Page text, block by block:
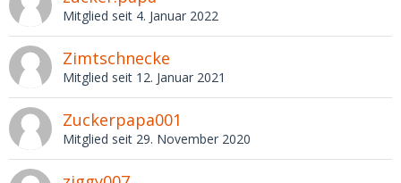
Mitglied seit 4. Januar 2022
Zimtschnecke
Mitglied seit 12. Januar 2021
Zuckerpapa001
Mitglied seit 29. November 2020